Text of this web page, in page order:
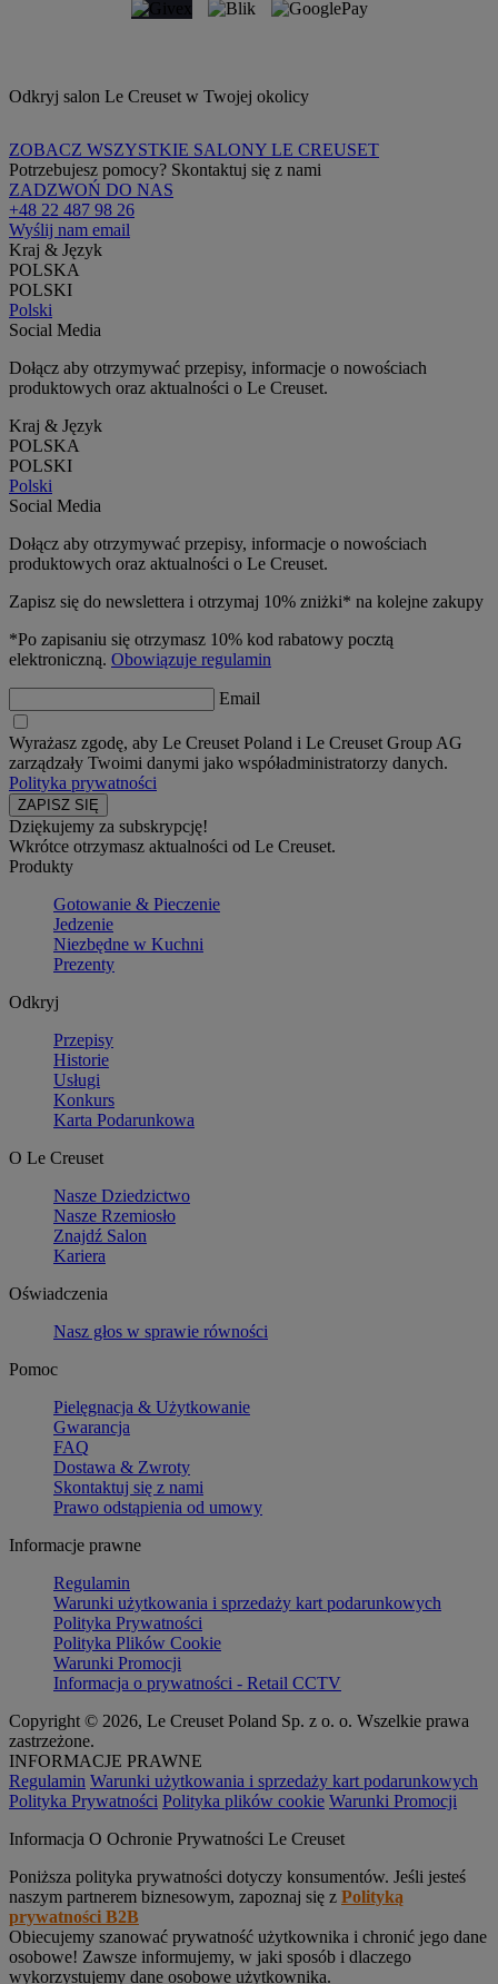
Odkryj salon Le Creuset w Twojej okolicy
ZOBACZ WSZYSTKIE SALONY LE CREUSET
Potrzebujesz pomocy? Skontaktuj się z nami
ZADZWOŃ DO NAS
+48 22 487 98 26
Wyślij nam email
Kraj & Język
POLSKA
POLSKI
Polski
Social Media
Dołącz aby otrzymywać przepisy, informacje o nowościach
produktowych oraz aktualności o Le Creuset.
Kraj & Język
POLSKA
POLSKI
Polski
Social Media
Dołącz aby otrzymywać przepisy, informacje o nowościach
produktowych oraz aktualności o Le Creuset.
Zapisz się do newslettera i otrzymaj 10% zniżki* na kolejne zakupy
*Po zapisaniu się otrzymasz 10% kod rabatowy pocztą
elektroniczną. Obowiązuje regulamin
Email
Wyrażasz zgodę, aby Le Creuset Poland i Le Creuset Group AG
zarządzały Twoimi danymi jako współadministratorzy danych.
Polityka prywatności
Dziękujemy za subskrypcję!
Wkrótce otrzymasz aktualności od Le Creuset.
Produkty
Gotowanie & Pieczenie
Jedzenie
Niezbędne w Kuchni
Prezenty
Odkryj
Przepisy
Historie
Usługi
Konkurs
Karta Podarunkowa
O Le Creuset
Nasze Dziedzictwo
Nasze Rzemiosło
Znajdź Salon
Kariera
Oświadczenia
Nasz głos w sprawie równości
Pomoc
Pielęgnacja & Użytkowanie
Gwarancja
FAQ
Dostawa & Zwroty
Skontaktuj się z nami
Prawo odstąpienia od umowy
Informacje prawne
Regulamin
Warunki użytkowania i sprzedaży kart podarunkowych
Polityka Prywatności
Polityka Plików Cookie
Warunki Promocji
Informacja o prywatności - Retail CCTV
Copyright © 2026, Le Creuset Poland Sp. z o. o. Wszelkie prawa
zastrzeżone.
INFORMACJE PRAWNE
Regulamin Warunki użytkowania i sprzedaży kart podarunkowych
Polityka Prywatności Polityka plików cookie Warunki Promocji
Informacja O Ochronie Prywatności Le Creuset
Poniższa polityka prywatności dotyczy konsumentów. Jeśli jesteś
naszym partnerem biznesowym, zapoznaj się z Polityką
prywatności B2B
Obiecujemy szanować prywatność użytkownika i chronić jego dane
osobowe! Zawsze informujemy, w jaki sposób i dlaczego
wykorzystujemy dane osobowe użytkownika.